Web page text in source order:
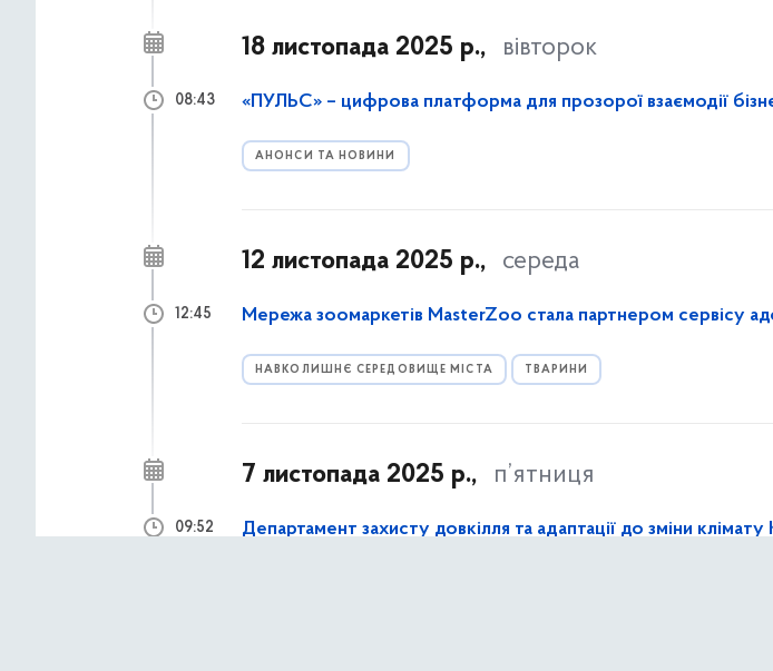
18 листопада 2025 р., вівторок
«ПУЛЬС» – цифрова платформа для прозорої взаємодії
АНОНСИ ТА НОВИНИ
08:43
12 листопада 2025 р., середа
Мережа зоомаркетів MasterZoo стала партнером сервісу
НАВКОЛИШНЄ СЕРЕДОВИЩЕ МІСТА ТВАРИНИ
12:45
7 листопада 2025 р., п’ятниця
Департамент захисту довкілля та адаптації до зміни
09:52